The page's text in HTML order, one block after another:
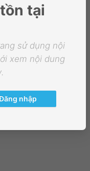
tại
sử dụng nội
xem nội dung
nhập